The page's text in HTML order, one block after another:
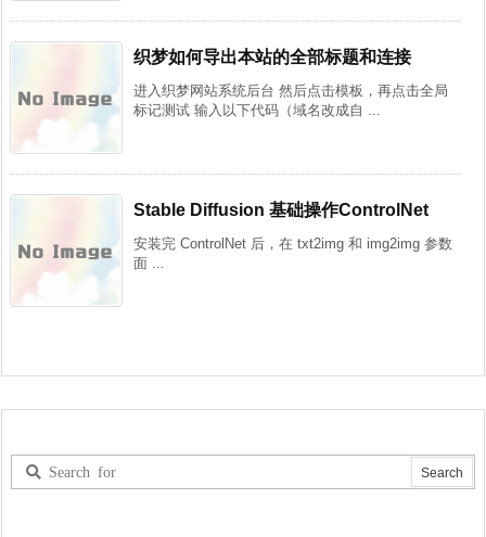
织梦如何导出本站的全部标题和连接
进入织梦网站系统后台 然后点击模板，再点击全局
标记测试 输入以下代码（域名改成自 ...
Stable Diffusion 基础操作ControlNet
安装完 ControlNet 后，在 txt2img 和 img2img 参数
面 ...